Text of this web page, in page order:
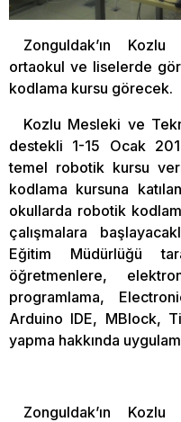
Zonguldak’ın
ortaokul ve liselerde
kodlama kursu görecek.
Kozlu Mesleki ve
destekli 1-15 Ocak
temel robotik kursu
kodlama kursuna
okullarda robotik
çalışmalara
Eğitim Müdürlüğü
öğretmenlere,
programlama,
Arduino IDE, MBlock,
yapma hakkında
Zonguldak’ın